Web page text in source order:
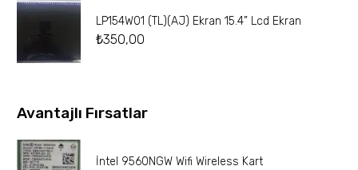
LP154W01 (TL)(AJ) Ekran 15.4” Lcd Ekran
₺350,00
Avantajlı Fırsatlar
İntel 9560NGW Wifi Wireless Kart